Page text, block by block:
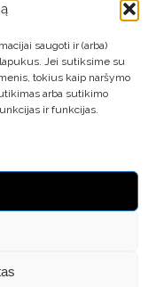
saugoti ir (arba)
Jei sutiksime su
tokius kaip naršymo
arba sutikimo
ir funkcijas.
Vilnius